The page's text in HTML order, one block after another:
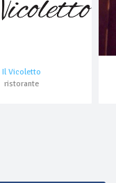
Il Vicoletto
ristorante